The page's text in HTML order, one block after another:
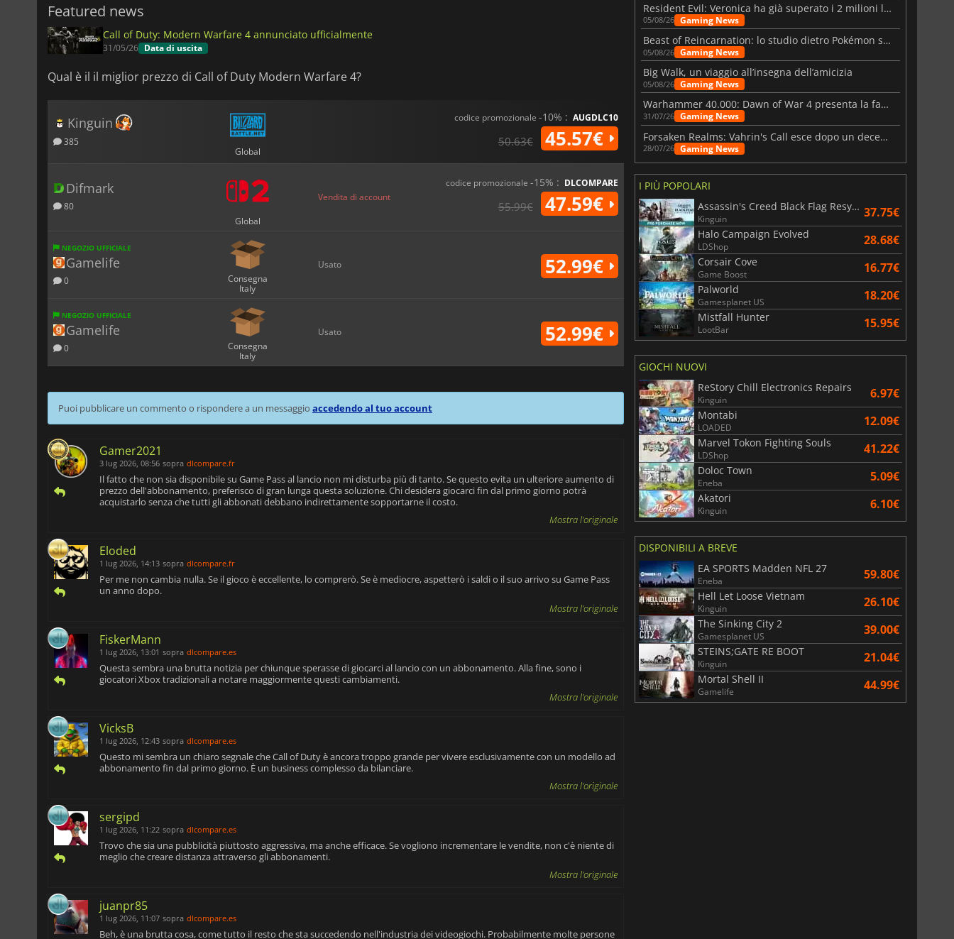
Featured news
Call of Duty: Modern Warfare 4 annunciato ufficialmente
31/05/26 Data di uscita
Qual è il il miglior prezzo di Call of Duty Modern Warfare 4?
Kinguin
385
Global
codice promozionale -10% : AUGDLC10
50.63€ 45.57€
Difmark
80
Global
Vendita di account
codice promozionale -15% : DLCOMPARE
55.99€ 47.59€
NEGOZIO UFFICIALE
Gamelife
0
Consegna
Italy
Usato 52.99€
NEGOZIO UFFICIALE
Gamelife
0
Consegna
Italy
Usato 52.99€
Puoi pubblicare un commento o rispondere a un messaggio accedendo al tuo account
Gamer2021
3 lug 2026, 08:56 sopra dlcompare.fr
Il fatto che non sia disponibile su Game Pass al lancio non mi disturba più di tanto. Se questo evita un ulteriore aumento di
prezzo dell'abbonamento, preferisco di gran lunga questa soluzione. Chi desidera giocarci fin dal primo giorno potrà
acquistarlo senza che tutti gli abbonati debbano indirettamente sopportarne il costo.
Mostra l'originale
Eloded
1 lug 2026, 14:13 sopra dlcompare.fr
Per me non cambia nulla. Se il gioco è eccellente, lo comprerò. Se è mediocre, aspetterò i saldi o il suo arrivo su Game Pass
un anno dopo.
Mostra l'originale
FiskerMann
1 lug 2026, 13:01 sopra dlcompare.es
Questa sembra una brutta notizia per chiunque sperasse di giocarci al lancio con un abbonamento. Alla fine, sono i
giocatori Xbox tradizionali a notare maggiormente questi cambiamenti.
Mostra l'originale
VicksB
1 lug 2026, 12:43 sopra dlcompare.es
Questo mi sembra un chiaro segnale che Call of Duty è ancora troppo grande per vivere esclusivamente con un modello ad
abbonamento fin dal primo giorno. È un business complesso da bilanciare.
Mostra l'originale
sergipd
1 lug 2026, 11:22 sopra dlcompare.es
Trovo che sia una pubblicità piuttosto aggressiva, ma anche efficace. Se vogliono incrementare le vendite, non c'è niente di
meglio che creare distanza attraverso gli abbonamenti.
Mostra l'originale
juanpr85
1 lug 2026, 11:07 sopra dlcompare.es
Beh, è una brutta cosa, come tutto il resto che sta succedendo nell'industria dei videogiochi. Probabilmente molte persone
Resident Evil: Veronica ha già superato i 2 milioni liste dei desideri
05/08/26 Gaming News
Beast of Reincarnation: lo studio dietro Pokémon su una nuova strada
05/08/26 Gaming News
Big Walk, un viaggio all’insegna dell’amicizia
05/08/26 Gaming News
Warhammer 40.000: Dawn of War 4 presenta la fazione dei Necron
31/07/26 Gaming News
Forsaken Realms: Vahrin's Call esce dopo un decennio di sviluppo
28/07/26 Gaming News
I PIÙ POPOLARI
Assassin's Creed Black Flag Resynced
Kinguin 37.75€
Halo Campaign Evolved
LDShop 28.68€
Corsair Cove
Game Boost 16.77€
Palworld
Gamesplanet US 18.20€
Mistfall Hunter
LootBar 15.95€
GIOCHI NUOVI
ReStory Chill Electronics Repairs
Kinguin 6.97€
Montabi
LOADED 12.09€
Marvel Tokon Fighting Souls
LDShop 41.22€
Doloc Town
Eneba 5.09€
Akatori
Kinguin 6.10€
DISPONIBILI A BREVE
EA SPORTS Madden NFL 27
Eneba 59.80€
Hell Let Loose Vietnam
Kinguin 26.10€
The Sinking City 2
Gamesplanet US 39.00€
STEINS;GATE RE BOOT
Kinguin 21.04€
Mortal Shell II
Gamelife 44.99€